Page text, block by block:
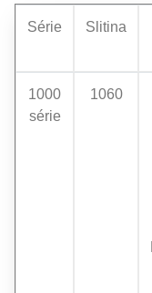
Série Slitina
1000
série
1060